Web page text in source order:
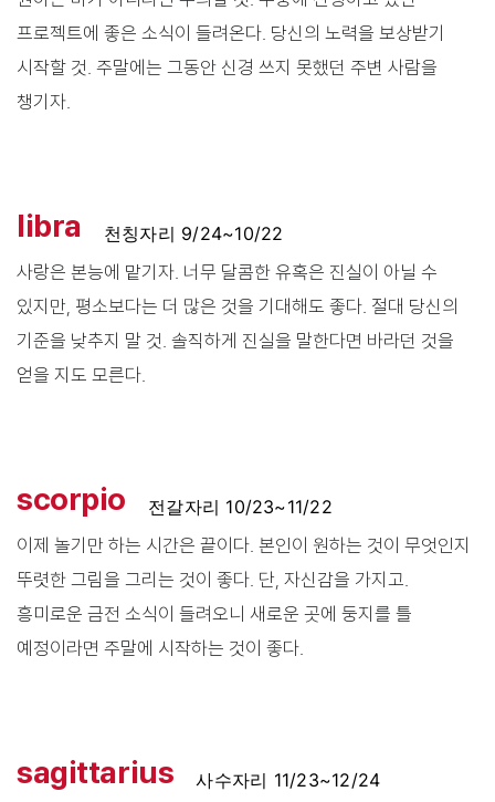
프로젝트에 좋은 소식이 들려온다. 당신의 노력을 보상받기
시작할 것. 주말에는 그동안 신경 쓰지 못했던 주변 사람을
챙기자.
libra
천칭자리 9/24~10/22
사랑은 본능에 맡기자. 너무 달콤한 유혹은 진실이 아닐 수
있지만, 평소보다는 더 많은 것을 기대해도 좋다. 절대 당신의
기준을 낮추지 말 것. 솔직하게 진실을 말한다면 바라던 것을
얻을 지도 모른다.
scorpio
전갈자리 10/23~11/22
이제 놀기만 하는 시간은 끝이다. 본인이 원하는 것이 무엇인지
뚜렷한 그림을 그리는 것이 좋다. 단, 자신감을 가지고.
흥미로운 금전 소식이 들려오니 새로운 곳에 둥지를 틀
예정이라면 주말에 시작하는 것이 좋다.
sagittarius
사수자리 11/23~12/24